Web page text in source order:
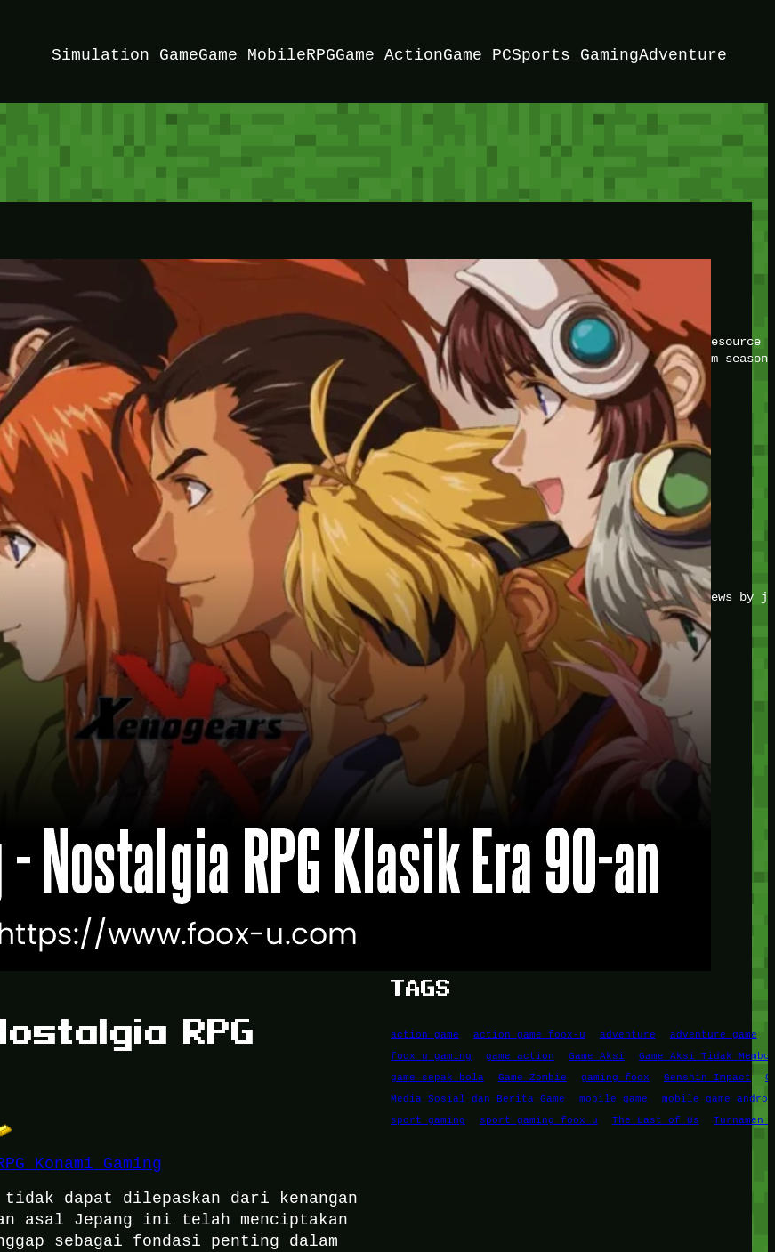
Simulation GameGame MobileRPGGame ActionGame PCSports GamingAdventure
RPG
Konami Gaming
dapat dilepaskan dari kenangan
asal Jepang ini telah menciptakan
sebagai fondasi penting dalam
HEY!
I’m Bedrock. Discover the ultimate Minetest
your game with insider knowledge and tips from
X TikTok Facebook Instagram
JOIN THE CLUB
Stay updated with our latest tips and other news by
CATEGORIES
Game Action
RPG
Simulation Game
Sports Gaming
TAGS
action game action game foox-u adventure adventure game
foox u gaming
game action Game Aksi
Game Aksi Tidak
game sepak bola
Game Zombie gaming foox Genshin Impact
Media Sosial dan Berita Game
mobile game
mobile game
sport gaming
sport gaming foox u The Last of Us Turnamen